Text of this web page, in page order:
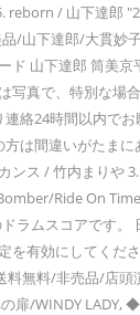
reborn / 山下達郎
品/山下達郎/大貫
ド 山下達郎 筒美
写真で、特別な場
絡24時間以内で
は間違いがたま
ンス / 竹内まりや
Ride On Time/
ラムスコアです
を有効にしてくだ
料無料/非売品/店
扉/WINDY LADY,